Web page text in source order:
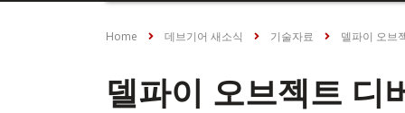
Home 데브기어 새소식 기술자료 델파이 오브
델파이 오브젝트 디